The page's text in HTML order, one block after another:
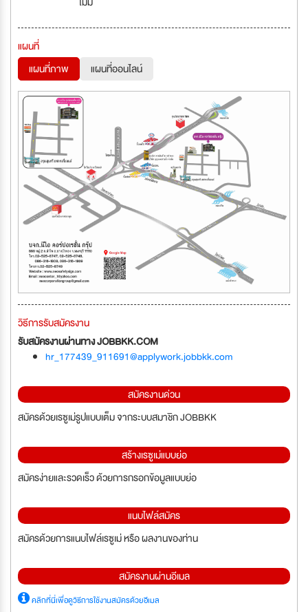
แผนที่
แผนที่ภาพ
แผนที่ออนไลน์
วิธีการรับสมัครงาน
รับสมัครงานผ่านทาง JOBBKK.COM
hr_177439_911691@applywork.jobbkk.com
สมัครงานด่วน
สมัครด้วยเรซูเม่รูปแบบเต็ม จากระบบสมาชิก JOBBKK
สร้างเรซูเม่แบบย่อ
สมัครง่ายและรวดเร็ว ด้วยการกรอกข้อมูลแบบย่อ
แนบไฟล์สมัคร
สมัครด้วยการแนบไฟล์เรซูเม่ หรือ ผลงานของท่าน
สมัครงานผ่านอีเมล
คลิกที่นี่เพื่อดูวิธีการใช้งานสมัครด้วยอีเมล